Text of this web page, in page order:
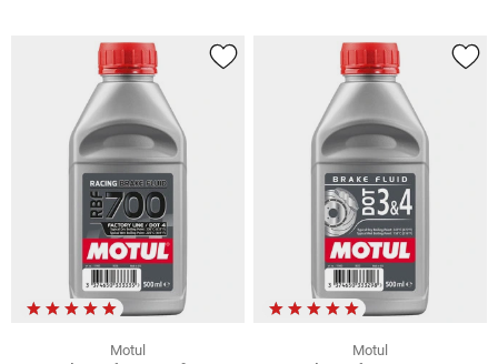
Motul
Motul